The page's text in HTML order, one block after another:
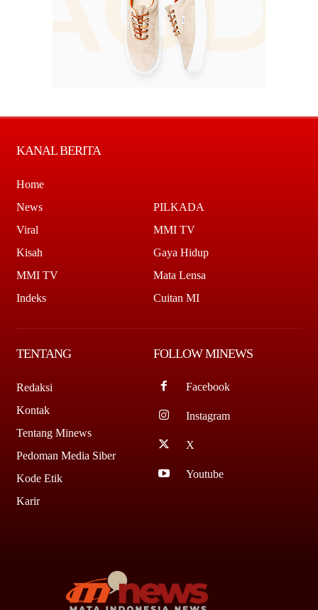
KANAL BERITA
Home
News
Viral
Kisah
MMI TV
Indeks
PILKADA
MMI TV
Gaya Hidup
Mata Lensa
Cuitan MI
TENTANG
Redaksi
Kontak
Tentang Minews
Pedoman Media Siber
Kode Etik
Karir
FOLLOW MINEWS
Facebook
Instagram
X
Youtube